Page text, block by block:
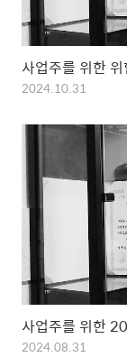
사업주를 위한
2024.10.31
사업주를 위한
2024.08.31